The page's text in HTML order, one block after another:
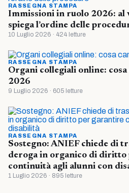
RASSEGNA STAMPA
Immissioni in ruolo 2026: al
spiega l’ordine delle
10 Luglio 2026 · 424 letture
RASSEGNA STAMPA
Organi collegiali online:
2026
9 Luglio 2026 · 605 letture
RASSEGNA STAMPA
Sostegno: ANIEF chiede di
deroga in organico di
continuità agli alunni con
1 Luglio 2026 · 895 letture